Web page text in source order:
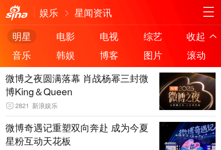
娱乐
星闻资讯
明星
电影 电视 综艺
收起
音乐
韩娱 博客 图片
滚动
微博之夜圆满落幕 肖战杨幂三封微
博King＆Queen
2821 新浪娱乐
微博奇遇记重塑双向奔赴 成为今夏
星粉互动天花板